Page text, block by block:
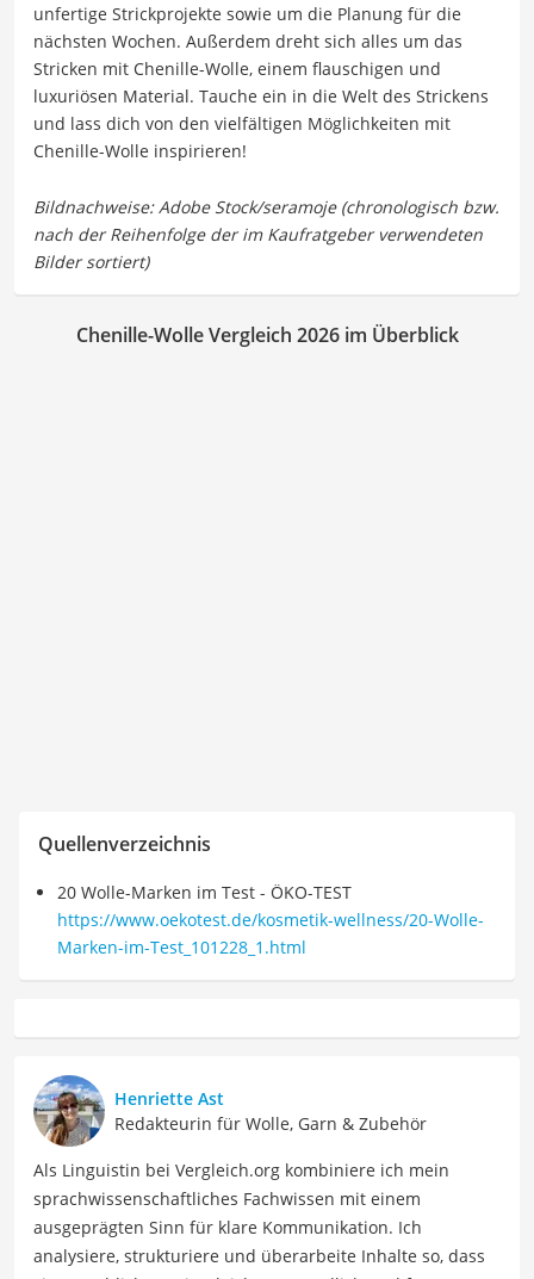
unfertige Strickprojekte sowie um die Planung für die
nächsten Wochen. Außerdem dreht sich alles um das
Stricken mit Chenille-Wolle, einem flauschigen und
luxuriösen Material. Tauche ein in die Welt des Strickens
und lass dich von den vielfältigen Möglichkeiten mit
Chenille-Wolle inspirieren!
Chenille-Wolle Vergleich 2026 im Überblick
Quellenverzeichnis
20 Wolle-Marken im Test - ÖKO-TEST
https://www.oekotest.de/kosmetik-wellness/20-Wolle-
Marken-im-Test_101228_1.html
Henriette Ast
Redakteurin für Wolle, Garn & Zubehör
Als Linguistin bei Vergleich.org kombiniere ich mein
sprachwissenschaftliches Fachwissen mit einem
ausgeprägten Sinn für klare Kommunikation. Ich
analysiere, strukturiere und überarbeite Inhalte so, dass